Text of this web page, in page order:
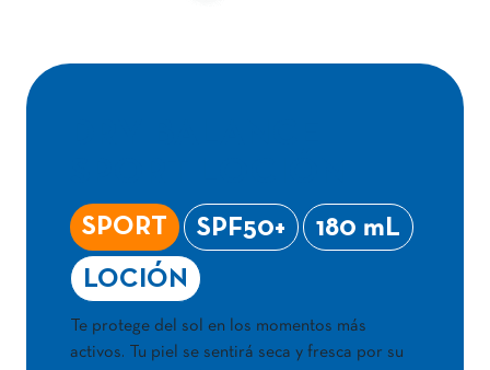
SPORT SPF50+ 180 mL
LOCIÓN
Te protege del sol en los momentos más
activos. Tu piel se sentirá seca y fresca por su